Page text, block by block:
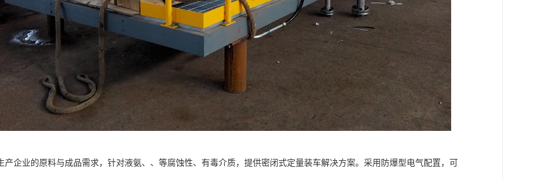
产企业的原料与成品需求，针对液氨、、等腐蚀性、有毒介质，提供密闭式定量装车解决方案。采用防爆型电气配置，可